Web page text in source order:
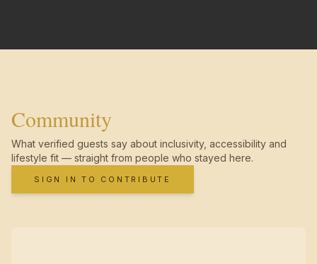
Community
What verified guests say about inclusivity, accessibility and
lifestyle fit — straight from people who stayed here.
SIGN IN TO CONTRIBUTE